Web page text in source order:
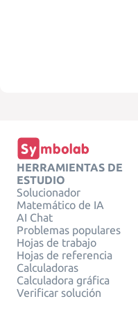
HERRAMIENTAS DE
ESTUDIO
Solucionador
Matemático de IA
AI Chat
Problemas populares
Hojas de trabajo
Hojas de referencia
Calculadoras
Calculadora gráfica
Verificar solución